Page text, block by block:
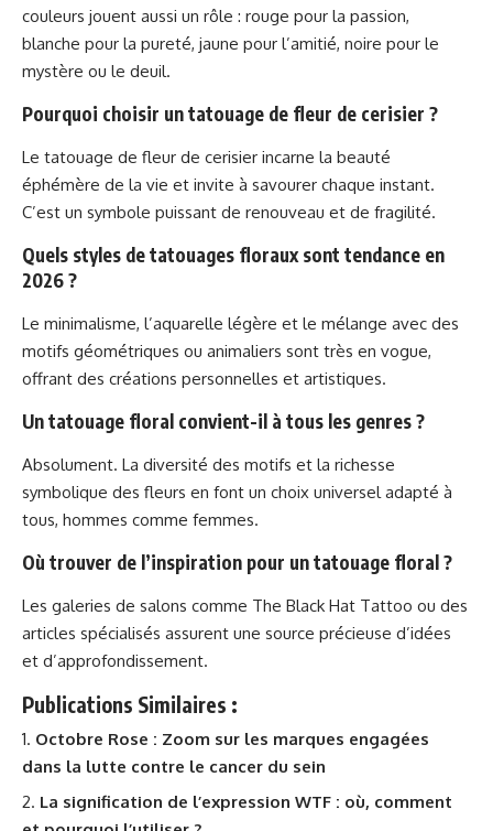
couleurs jouent aussi un rôle : rouge pour la passion,
blanche pour la pureté, jaune pour l’amitié, noire pour le
mystère ou le deuil.
Pourquoi choisir un tatouage de fleur de cerisier ?
Le tatouage de fleur de cerisier incarne la beauté
éphémère de la vie et invite à savourer chaque instant.
C’est un symbole puissant de renouveau et de fragilité.
Quels styles de tatouages floraux sont tendance en
2026 ?
Le minimalisme, l’aquarelle légère et le mélange avec des
motifs géométriques ou animaliers sont très en vogue,
offrant des créations personnelles et artistiques.
Un tatouage floral convient-il à tous les genres ?
Absolument. La diversité des motifs et la richesse
symbolique des fleurs en font un choix universel adapté à
tous, hommes comme femmes.
Où trouver de l’inspiration pour un tatouage floral ?
Les galeries de salons comme The Black Hat Tattoo ou des
articles spécialisés assurent une source précieuse d’idées
et d’approfondissement.
Publications Similaires :
Octobre Rose : Zoom sur les marques engagées
dans la lutte contre le cancer du sein
La signification de l’expression WTF : où, comment